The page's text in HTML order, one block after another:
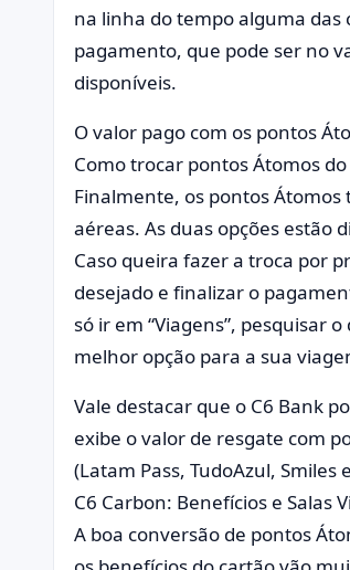
na linha do tempo alguma das
pagamento, que pode ser no
disponíveis.
O valor pago com os pontos
Como trocar pontos Átomos
Finalmente, os pontos
aéreas. As duas opções estão
Caso queira fazer a troca por
desejado e finalizar o
só ir em “Viagens”, pesquisar
melhor opção para a sua
Vale destacar que o C6 Bank
exibe o valor de resgate com
(Latam Pass, TudoAzul, Smiles
C6 Carbon: Benefícios e Salas
A boa conversão de pontos